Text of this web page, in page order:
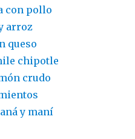
con pollo
arroz
queso
chipotle
crudo
y maní